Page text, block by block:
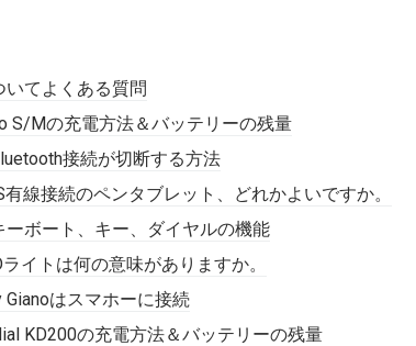
てよくある質問
S/Mの充電方法＆バッテリーの残量
接続が切断する方法
線接続のペンタブレット、どれかよいですか。
ボート、キー、ダイヤルの機能
イトは何の意味がありますか。
はスマホーに接続
KD200の充電方法＆バッテリーの残量